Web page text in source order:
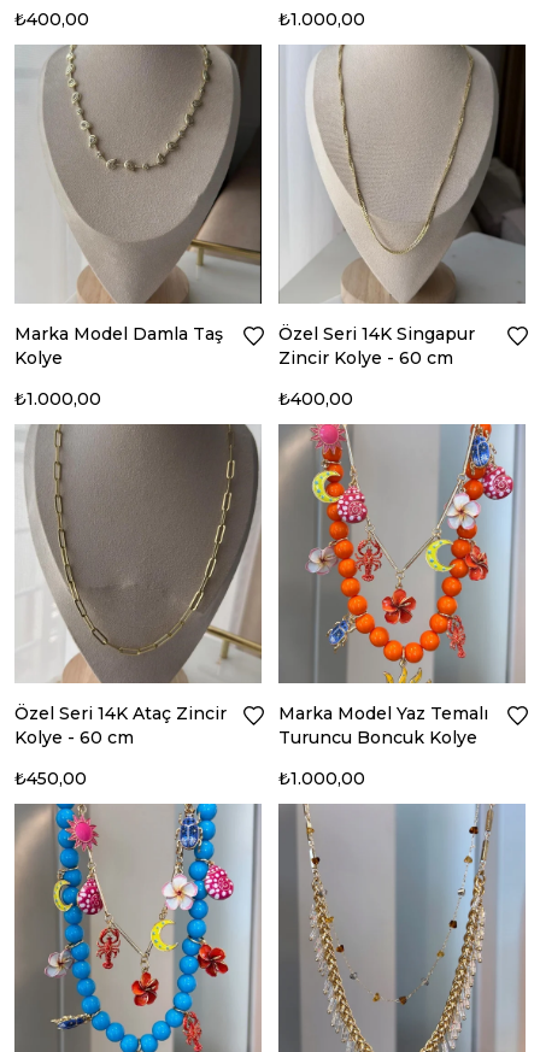
₺400,00
₺1.000,00
Marka Model Damla Taş
Kolye
₺1.000,00
Özel Seri 14K Singapur
Zincir Kolye - 60 cm
₺400,00
Özel Seri 14K Ataç Zincir
Kolye - 60 cm
₺450,00
Marka Model Yaz Temalı
Turuncu Boncuk Kolye
₺1.000,00